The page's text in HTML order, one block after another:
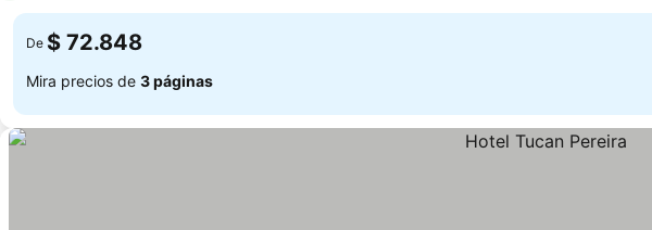
De $ 72.848
Mira precios de 3 páginas